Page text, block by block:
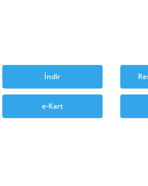
İndir
e-Kart